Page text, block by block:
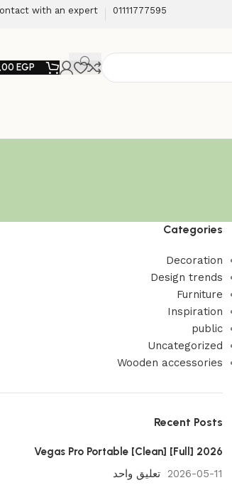
01111777595
with an expert
EGP
Categories
Decoration
Design trends
Furniture
Inspiration
public
Uncategorized
Wooden accessories
Recent Posts
Vegas Pro Portable [Clean] [Full] 2026
2026-05-11 تعليق واحد